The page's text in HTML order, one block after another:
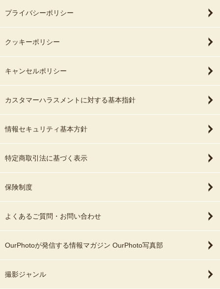
プライバシーポリシー
クッキーポリシー
キャンセルポリシー
カスタマーハラスメントに対する基本指針
情報セキュリティ基本方針
特定商取引法に基づく表示
保険制度
よくあるご質問・お問い合わせ
OurPhotoが発信する情報マガジン OurPhoto写真部
撮影ジャンル